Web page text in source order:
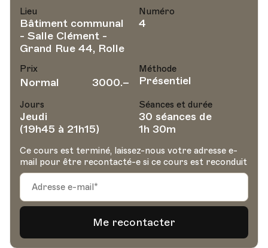
Lieu
Bâtiment communal
- Salle Clément -
Grand Rue 44, Rolle
Numéro
4
Prix
Normal 3000.–
Méthode
Présentiel
Jours
Jeudi
(19h45 à 21h15)
Séances et durée
30 séances de
1h 30m
Ce cours est terminé, laissez-nous votre adresse e-
mail pour être recontacté-e si ce cours est reconduit